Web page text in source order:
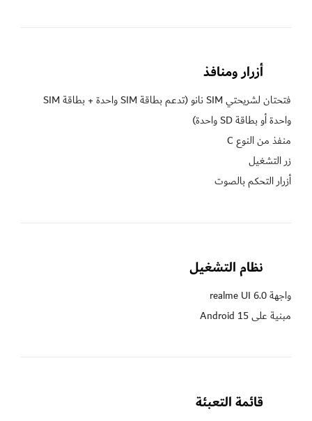
أزرار ومنافذ
فتحتان لشريحتي SIM نانو (تدعم بطاقة SIM واحدة + بطاقة SIM
منفذ من النوع C
زر التشغيل
أزرار التحكم بالصوت
نظام التشغيل
مبنية على Android 15
قائمة التعبئة